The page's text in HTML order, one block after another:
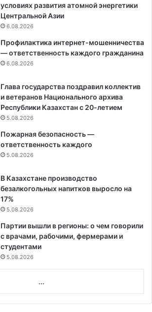
условиях развития атомной энергетики
Центральной Азии
6.08.2026
Профилактика интернет-мошенничества
— ответственность каждого гражданина
6.08.2026
Глава государства поздравил коллектив
и ветеранов Национального архива
Республики Казахстан с 20-летием
5.08.2026
Пожарная безопасность —
ответственность каждого
5.08.2026
В Казахстане производство
безалкогольных напитков выросло на
17%
5.08.2026
Партии вышли в регионы: о чем говорили
с врачами, рабочими, фермерами и
студентами
5.08.2026
...